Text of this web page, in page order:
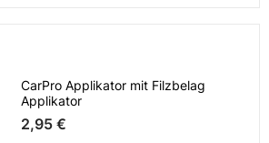
CarPro Applikator mit Filzbelag
Applikator
2,95 €